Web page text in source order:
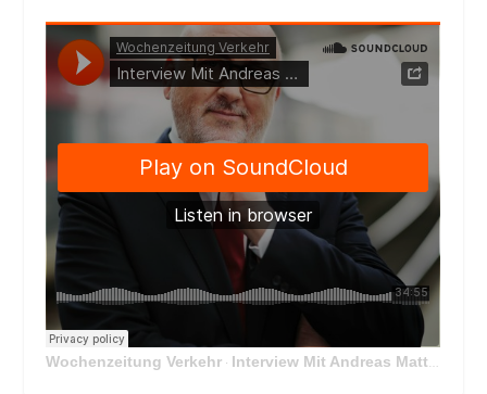
Wochenzeitung Verkehr · Interview Mit Andreas Matthä, CEO der ÖBB Holding